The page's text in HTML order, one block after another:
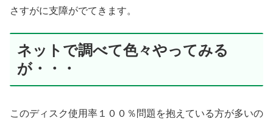
さすがに支障がでてきます。
ネットで調べて色々やってみる
が・・・
このディスク使用率１００％問題を抱えている方が多いの